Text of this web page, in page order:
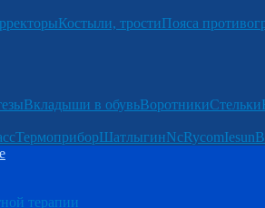
Костыли, тростиПояса
Вкладыши в обувьВоротникиСтельки
ТермоприборШатлыгинNcRycomIesun
терапии